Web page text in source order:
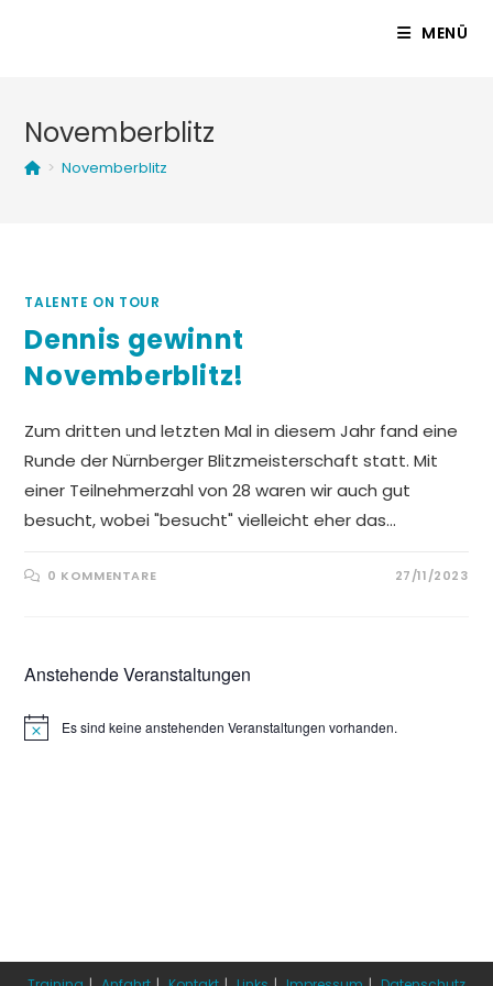
MENÜ
Novemberblitz
> Novemberblitz
TALENTE ON TOUR
Dennis gewinnt
Novemberblitz!
Zum dritten und letzten Mal in diesem Jahr fand eine
Runde der Nürnberger Blitzmeisterschaft statt. Mit
einer Teilnehmerzahl von 28 waren wir auch gut
besucht, wobei "besucht" vielleicht eher das…
0 KOMMENTARE 27/11/2023
Anstehende Veranstaltungen
Es sind keine anstehenden Veranstaltungen vorhanden.